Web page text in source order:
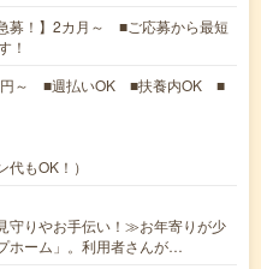
募！】2カ月～ ■ご応募から最短
！
円～ ■週払いOK ■扶養内OK ■
もOK！）
守りやお手伝い！≫お年寄りが少
ホーム」。利用者さんが…